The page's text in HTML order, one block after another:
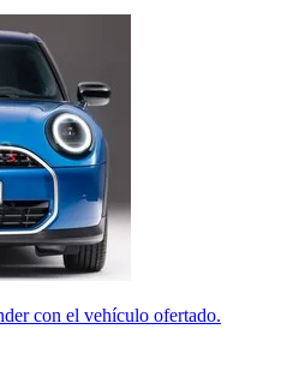
con el vehículo ofertado.